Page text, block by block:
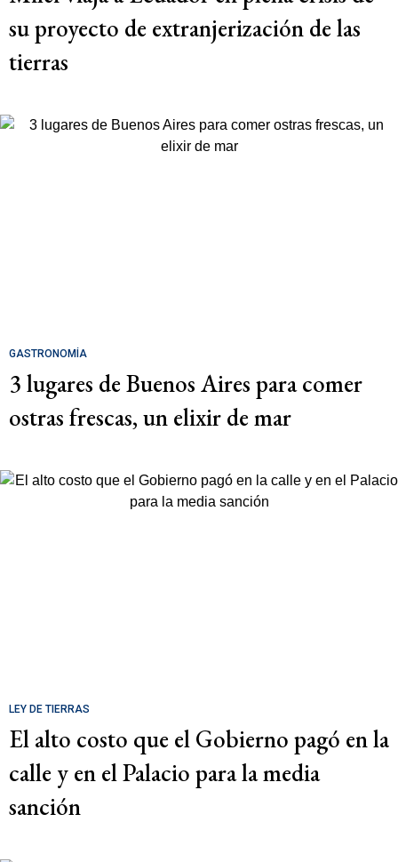
su proyecto de extranjerización de las
tierras
GASTRONOMÍA
3 lugares de Buenos Aires para comer
ostras frescas, un elixir de mar
LEY DE TIERRAS
El alto costo que el Gobierno pagó en la
calle y en el Palacio para la media
sanción